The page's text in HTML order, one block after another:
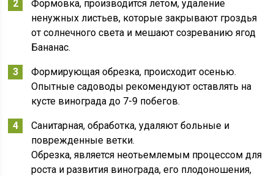
Формовка, производится летом, удаление
ненужных листьев, которые закрывают гроздья
от солнечного света и мешают созреванию ягод
Бананас.
Формирующая обрезка, происходит осенью.
Опытные садоводы рекомендуют оставлять на
кусте винограда до 7-9 побегов.
Санитарная, обработка, удаляют больные и
поврежденные ветки.
Обрезка, является неотьемлемым процессом для
роста и развития винограда, его плодоношения,